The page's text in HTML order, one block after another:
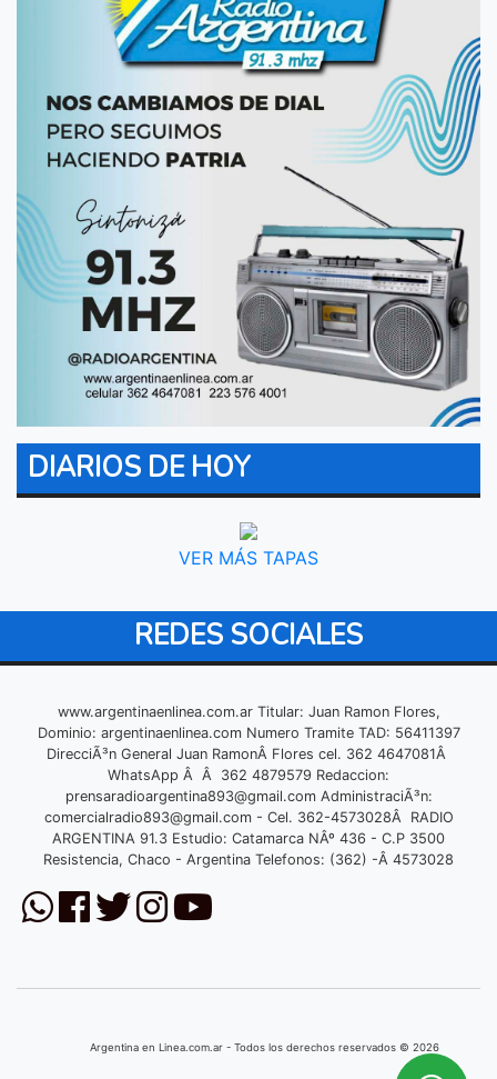
DIARIOS DE HOY
VER MÁS TAPAS
REDES SOCIALES
www.argentinaenlinea.com.ar Titular: Juan Ramon Flores,
Dominio: argentinaenlinea.com Numero Tramite TAD: 56411397
DirecciÃ³n General Juan RamonÂ Flores cel. 362 4647081Â
WhatsApp Â Â 362 4879579 Redaccion:
prensaradioargentina893@gmail.comAdministraciÃ³n:
comercialradio893@gmail.com- Cel. 362-4573028Â RADIO
ARGENTINA 91.3 Estudio: Catamarca NÂº 436 - C.P 3500
Resistencia, Chaco - Argentina Telefonos: (362) -Â 4573028
Argentina en Linea.com.ar - Todos los derechos reservados © 2026